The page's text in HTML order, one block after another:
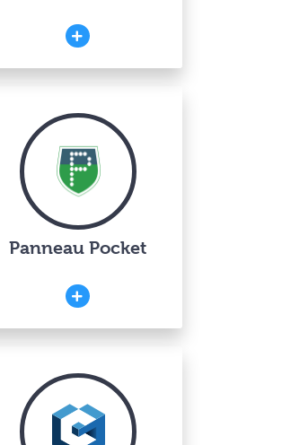
Panneau Pocket